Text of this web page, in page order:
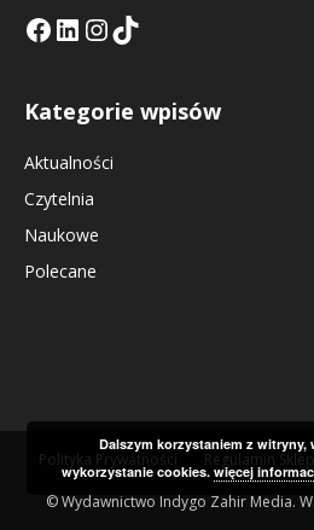
Facebook
LinkedIn
Tik Tok KEInstagramm KE
Kategorie wpisów
Aktualności
Czytelnia
Naukowe
Polecane
Polityka Prywatności Regulamin
© Wydawnictwo Indygo Zahir Media.
Dalszym korzystaniem z witryny,
wykorzystanie cookies.więcej